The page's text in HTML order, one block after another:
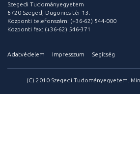
Szegedi Tudományegyetem
6720 Szeged, Dugonics tér 13.
Központi telefonszám: (+36-62) 544-000
Központi fax: (+36-62) 546-371
Adatvédelem Impresszum Segítség
(C) 2010 Szegedi Tudományegyetem.